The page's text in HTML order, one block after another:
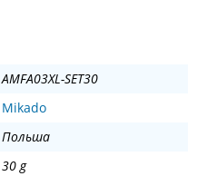
AMFA03XL-SET30
Mikado
Польша
30 g